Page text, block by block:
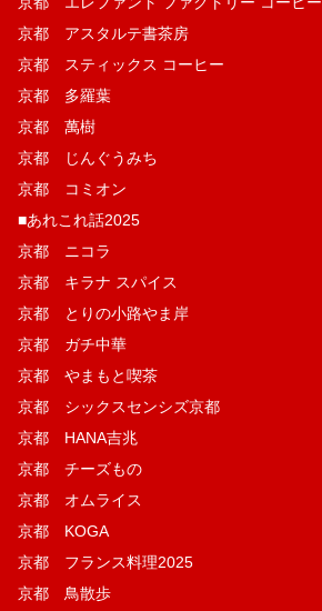
京都 アスタルテ書茶房
京都 スティックス コーヒー
京都 多羅葉
京都 萬樹
京都 じんぐうみち
京都 コミオン
■あれこれ話2025
京都 ニコラ
京都 キラナ スパイス
京都 とりの小路やま岸
京都 ガチ中華
京都 やまもと喫茶
京都 シックスセンシズ京都
京都 HANA吉兆
京都 チーズもの
京都 オムライス
京都 KOGA
京都 フランス料理2025
京都 鳥散歩